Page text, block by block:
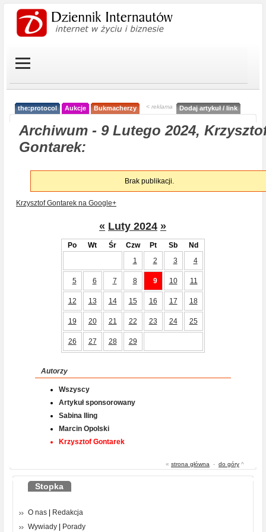
the:protocol Aukcje Bukmacherzy < reklama Dodaj artykuł / link
Archiwum - 9 Lutego 2024,
Gontarek:
Brak publikacji.
Krzysztof Gontarek na Google+
« Luty 2024 »
Po Wt Śr Czw Pt Sb
Nd
1
2 3 4
5 6 7 8 9 10 11
12 13 14 15 16 17 18
19 20 21 22 23 24 25
26 27 28 29
Autorzy
Wszyscy
Artykuł sponsorowany
Sabina Iling
Marcin Opolski
Krzysztof Gontarek
« strona główna - do góry ^
Stopka
O nas
Redakcja
Wywiady
Porady